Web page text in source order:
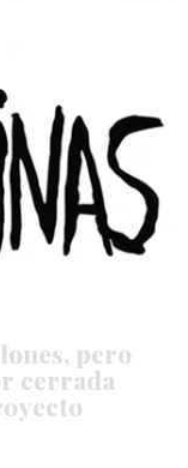
pero
cerrada